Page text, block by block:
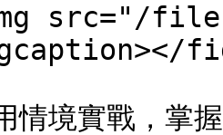
src="/files/
情境實戰，掌